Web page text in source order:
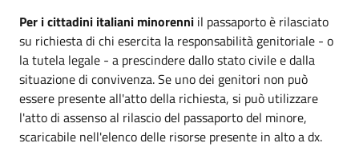
Per i cittadini italiani minorenni il passaporto è rilasciato
su richiesta di chi esercita la responsabilità genitoriale - o
la tutela legale - a prescindere dallo stato civile e dalla
situazione di convivenza. Se uno dei genitori non può
essere presente all'atto della richiesta, si può utilizzare
l'atto di assenso al rilascio del passaporto del minore,
scaricabile nell'elenco delle risorse presente in alto a dx.